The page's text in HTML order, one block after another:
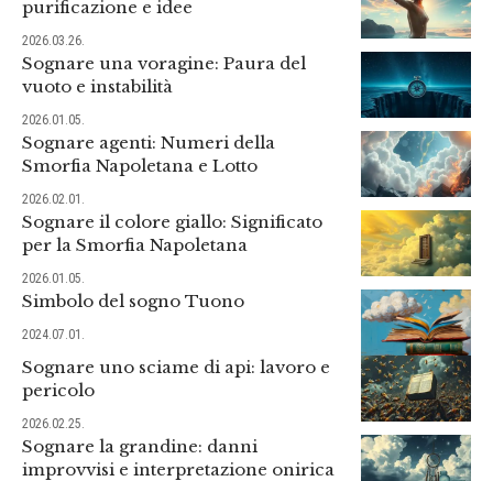
purificazione e idee
2026.03.26.
Sognare una voragine: Paura del
vuoto e instabilità
2026.01.05.
Sognare agenti: Numeri della
Smorfia Napoletana e Lotto
2026.02.01.
Sognare il colore giallo: Significato
per la Smorfia Napoletana
2026.01.05.
Simbolo del sogno Tuono
2024.07.01.
Sognare uno sciame di api: lavoro e
pericolo
2026.02.25.
Sognare la grandine: danni
improvvisi e interpretazione onirica